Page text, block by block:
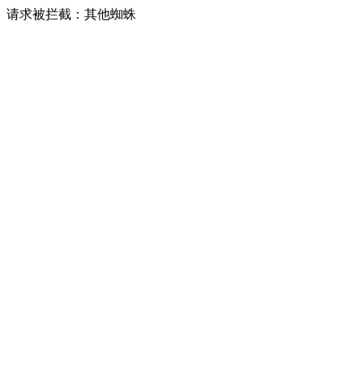
请求被拦截：其他蜘蛛